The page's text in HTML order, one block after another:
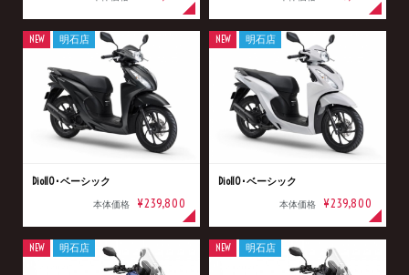
Dio110･ベーシック
本体価格 ¥239,800
NEW 明石店
Dio110･ベーシック
本体価格 ¥239,800
NEW 明石店
NEW 明石店 NEW 明石店